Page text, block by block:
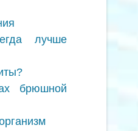
лучше
брюшной